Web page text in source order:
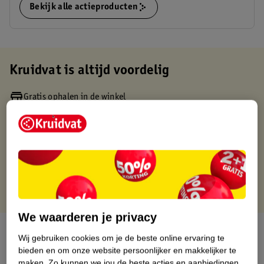
Bekijk alle actieproducten
Kruidvat is altijd voordelig
Gratis ophalen in de winkel
Gratis thuisbezorgd vanaf 50.00
Gratis punten met je Kruidvat kaart
Over dit product
Productinformatie
We waarderen je privacy
Wij gebruiken cookies om je de beste online ervaring te
bieden en om onze website persoonlijker en makkelijker te